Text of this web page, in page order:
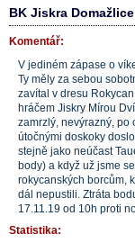
BK Jiskra
Komentář:
V jediném zápase o
Ty měly za sebou
zavítal v dresu
hráčem Jiskry Mírou
zamrzlý, nevýrazný, po
útočnými doskoky
stejně jako neúčast
body) a když už jsme
rokycanských borcům,
dál nepustili. Ztráta
17.11.19 od 10h proti
Statistika: